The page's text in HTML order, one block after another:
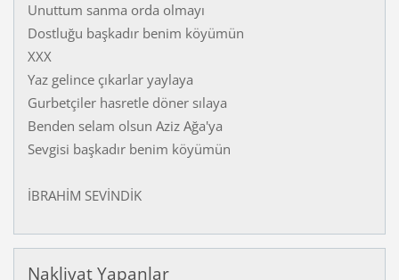
Unuttum sanma orda olmayı
Dostluğu başkadır benim köyümün
XXX
Yaz gelince çıkarlar yaylaya
Gurbetçiler hasretle döner sılaya
Benden selam olsun Aziz Ağa'ya
Sevgisi başkadır benim köyümün
İBRAHİM SEVİNDİK
Nakliyat Yapanlar